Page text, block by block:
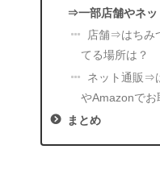
⇒一部店舗やネッ
店舗⇒はちみ
てる場所は？
ネット通販⇒
やAmazonでお
まとめ